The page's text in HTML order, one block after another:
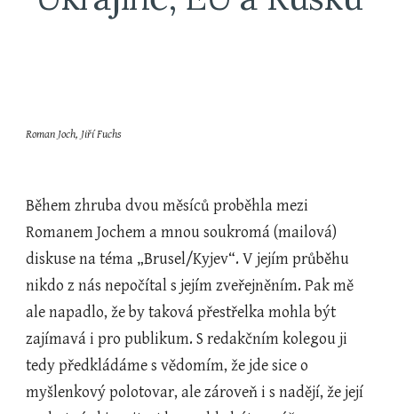
Roman Joch, Jiří Fuchs
Během zhruba dvou měsíců proběhla mezi
Romanem Jochem a mnou soukromá (mailová)
diskuse na téma „Brusel/Kyjev“. V jejím průběhu
nikdo z nás nepočítal s jejím zveřejněním. Pak mě
ale napadlo, že by taková přestřelka mohla být
zajímavá i pro publikum. S redakčním kolegou ji
tedy předkládáme s vědomím, že jde sice o
myšlenkový polotovar, ale zároveň i s nadějí, že její